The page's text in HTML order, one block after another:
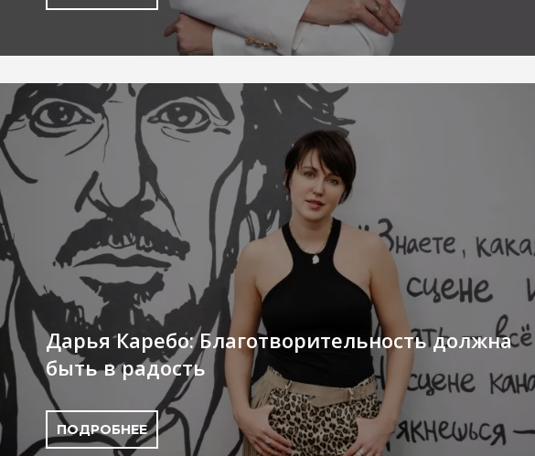
Дарья Каребо: Благотворительность должна
быть в радость
ПОДРОБНЕЕ